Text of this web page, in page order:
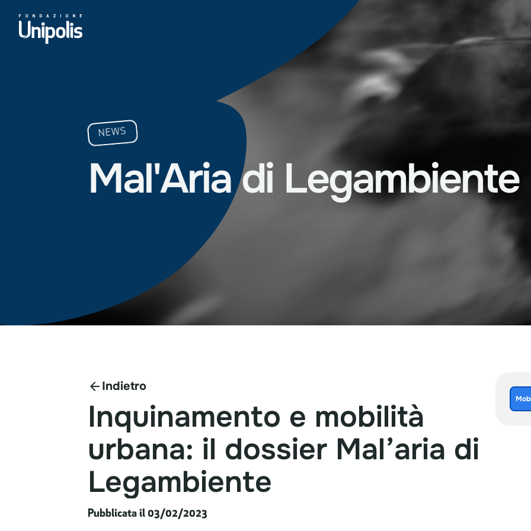
NEWS
Mal'Ariadi Legambiente
Indietro
Inquinamento e mobilità
urbana: il dossier Mal’aria di
Legambiente
Pubblicata il 03/02/2023